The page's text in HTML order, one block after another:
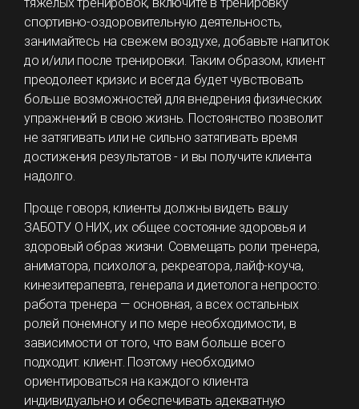
спортивно-оздоровительную деятельность,
занимайтесь на свежем воздухе, добавьте напиток
до и/или после тренировки. Таким образом, клиент
преодолеет кризис и всегда будет чувствовать
больше возможностей для внедрения физических
упражнений в свою жизнь. Постоянство позволит
не затягивать или не сильно затягивать время
достижения результатов - и вы получите клиента
надолго.
Проще говоря, клиенты должны видеть вашу
ЗАБОТУ О НИХ, их общее состояние здоровья и
здоровый образ жизни. Совмещать роли тренера,
аниматора, психолога, рекреатора, лайф-коуча,
кинезитерапевта, генерала и диетолога непросто:
работа тренера — основная, а всех остальных
ролей понемногу и по мере необходимости, в
зависимости от того, что вам больше всего
подходит. клиент. Поэтому необходимо
ориентироваться на каждого клиента
индивидуально и обеспечивать адекватную